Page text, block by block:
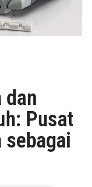
dan
Pusat
sebagai